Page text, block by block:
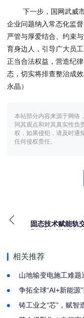
下一步，国网武威
企业问题纳入常态化监
严管与厚爱结合、约束
育身边人，引导广大员
正当合法权益，营造纪
态，切实将排查整治成
永晶）
本站部分内容来源于网络
同其观点和对其真实性负
权，如果侵犯，请及时通
任何侵权责任。
固态技术赋能轨
相关推荐
山地输变电施工难
争拓全球“AI+新能源
铸工业之“芯”，赋